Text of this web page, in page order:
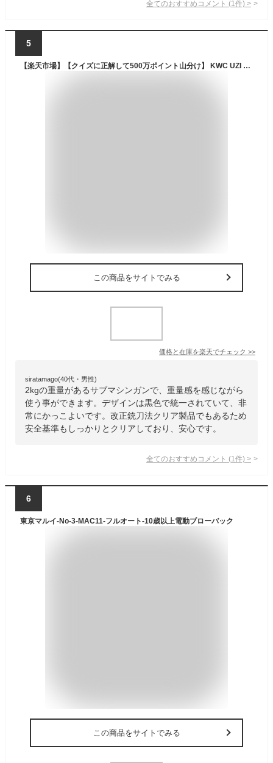
全てのおすすめコメント (1 件) >
5
【楽天市場】【クイズに正解して500万ポイント山分け】 KWC UZI ミニウージー サブマシンガン CO2 ガスガン 6mmBB エアガン サバゲー ガスブロ 18歳以上：ホビーショップ琥花堂
この商品をサイトでみる
価格と在庫を楽天でチェック >>
siratamago(40代・男性)
2kgの重量があるサブマシンガンで、重量感を感じながら
使う事ができます。デザインは黒色で統一されていて、非
常にかっこよいです。改正銃刀法クリア製品でもあるため
安全基準もしっかりとクリアしており、安心です。
全てのおすすめコメント (1 件) >
6
東京マルイ-No-3-MAC11-フルオート-10歳以上電動ブローバック
この商品をサイトでみる